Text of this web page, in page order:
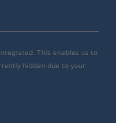
This enables us to
hidden due to your